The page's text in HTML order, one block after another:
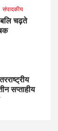
संपादकीय
बलि चढ़ते
सप्ताहीय